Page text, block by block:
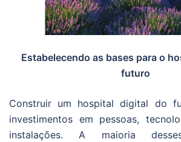
Estabelecendo as bases para o
futuro
Construir um hospital digital do
investimentos em pessoas,
instalações. A maioria